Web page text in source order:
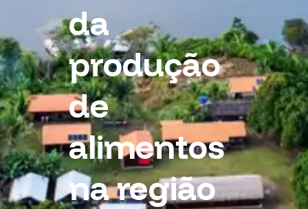
da
produção
de
alimentos
na região